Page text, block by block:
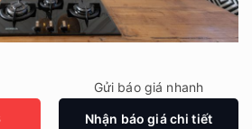
Gửi báo giá nhanh
Nhận báo giá chi tiết